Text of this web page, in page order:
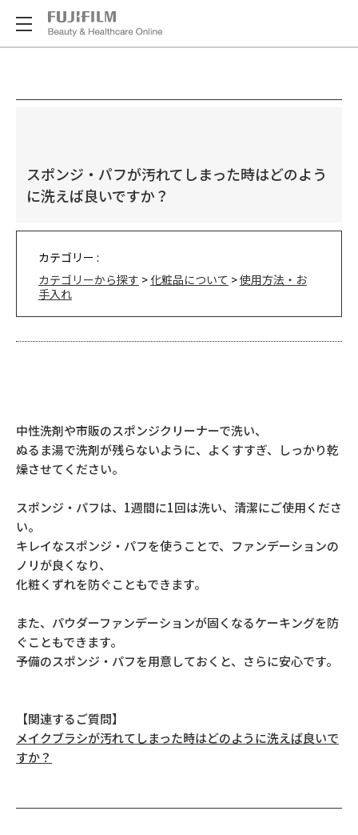
スポンジ・パフが汚れてしまった時はどのよう
に洗えば良いですか？
カテゴリー :
カテゴリーから探す >化粧品について >使用方法・お
手入れ
中性洗剤や市販のスポンジクリーナーで洗い、
ぬるま湯で洗剤が残らないように、よくすすぎ、しっかり乾
燥させてください。
スポンジ・パフは、1週間に1回は洗い、清潔にご使用くださ
い。
キレイなスポンジ・パフを使うことで、ファンデーションの
ノリが良くなり、
化粧くずれを防ぐこともできます。
また、パウダーファンデーションが固くなるケーキングを防
ぐこともできます。
予備のスポンジ・パフを用意しておくと、さらに安心です。
【関連するご質問】
メイクブラシが汚れてしまった時はどのように洗えば良いで
すか？